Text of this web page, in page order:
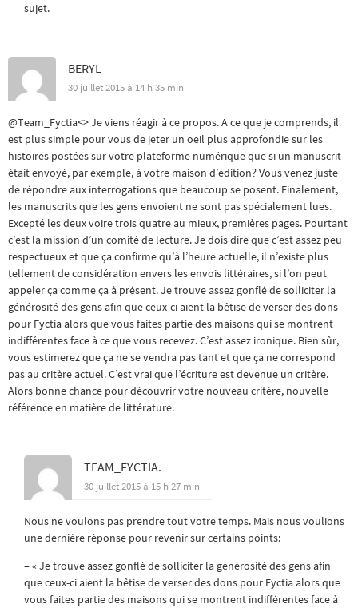
sujet.
BERYL
30 juillet 2015 à 14 h 35 min
@Team_Fyctia<> Je viens réagir à ce propos. A ce que je comprends, il
est plus simple pour vous de jeter un oeil plus approfondie sur les
histoires postées sur votre plateforme numérique que si un manuscrit
était envoyé, par exemple, à votre maison d’édition? Vous venez juste
de répondre aux interrogations que beaucoup se posent. Finalement,
les manuscrits que les gens envoient ne sont pas spécialement lues.
Excepté les deux voire trois quatre au mieux, premières pages. Pourtant
c’est la mission d’un comité de lecture. Je dois dire que c’est assez peu
respectueux et que ça confirme qu’à l’heure actuelle, il n’existe plus
tellement de considération envers les envois littéraires, si l’on peut
appeler ça comme ça à présent. Je trouve assez gonflé de solliciter la
générosité des gens afin que ceux-ci aient la bêtise de verser des dons
pour Fyctia alors que vous faites partie des maisons qui se montrent
indifférentes face à ce que vous recevez. C’est assez ironique. Bien sûr,
vous estimerez que ça ne se vendra pas tant et que ça ne correspond
pas au critère actuel. C’est vrai que l’écriture est devenue un critère.
Alors bonne chance pour découvrir votre nouveau critère, nouvelle
référence en matière de littérature.
TEAM_FYCTIA.
30 juillet 2015 à 15 h 27 min
Nous ne voulons pas prendre tout votre temps. Mais nous voulions
une dernière réponse pour revenir sur certains points:
– « Je trouve assez gonflé de solliciter la générosité des gens afin
que ceux-ci aient la bêtise de verser des dons pour Fyctia alors que
vous faites partie des maisons qui se montrent indifférentes face à